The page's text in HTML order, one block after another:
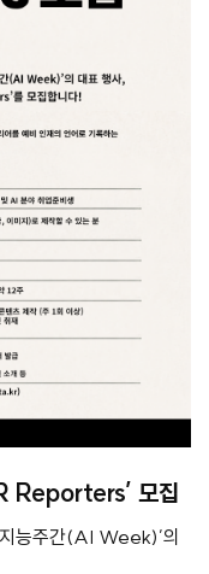
Reporters’ 모집
능주간(AI Week)’의